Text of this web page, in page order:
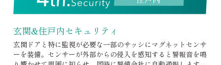
玄関&住戸内セキュリティ
玄関ドアと特に監視が必要な一部のサッシにマグネットセンサ
ーを装備。センサーが外部からの侵入を感知すると警報音を鳴